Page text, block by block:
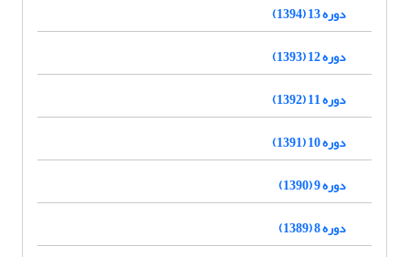
دوره 13 (1394)
دوره 12 (1393)
دوره 11 (1392)
دوره 10 (1391)
دوره 9 (1390)
دوره 8 (1389)